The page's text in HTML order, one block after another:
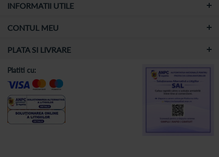
INFORMATII UTILE
CONTUL MEU
PLATA SI LIVRARE
Platiti cu: